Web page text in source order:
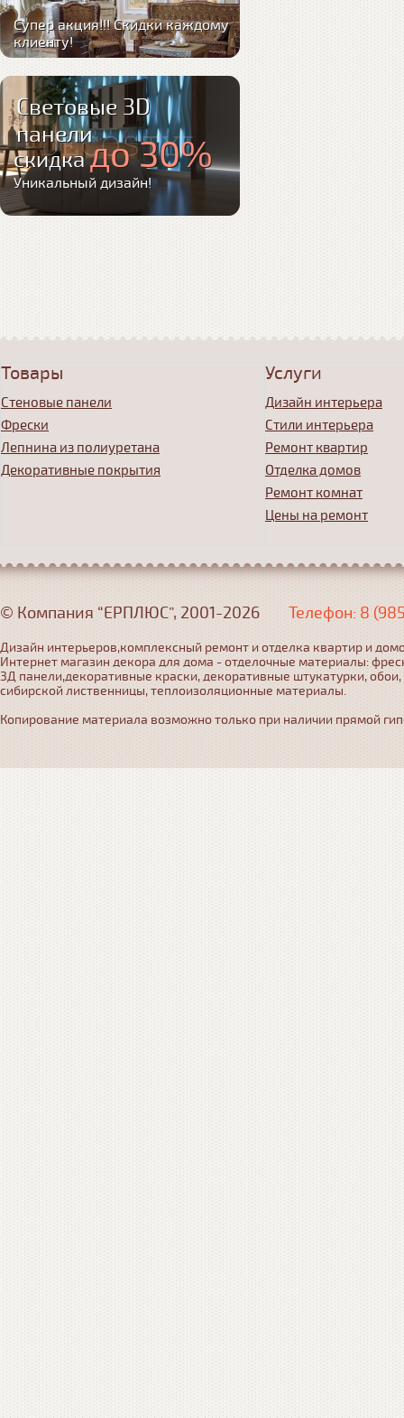
Супер акция!!! Скидки каждому
клиенту!
Световые 3D
панели
скидкадо 30%
Уникальный дизайн!
Товары
Стеновые панели
Фрески
Лепнина из полиуретана
Декоративные покрытия
Услуги
Дизайн интерьера
Стили интерьера
Ремонт квартир
Отделка домов
Ремонт комнат
Цены на ремонт
© Компания “ЕРПЛЮС”, 2001-2026 Телефон: 8
Дизайн интерьеров,комплексный ремонт и отделка квартир и
Интернет магазин декора для дома - отделочные материалы:
3Д панели,декоративные краски, декоративные штукатурки,
сибирской лиственницы, теплоизоляционные материалы.
Копирование материала возможно только при наличии прямой